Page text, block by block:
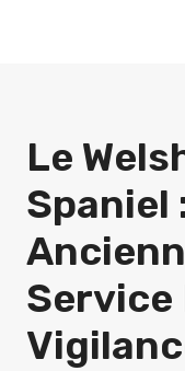
Le
Spaniel
Service